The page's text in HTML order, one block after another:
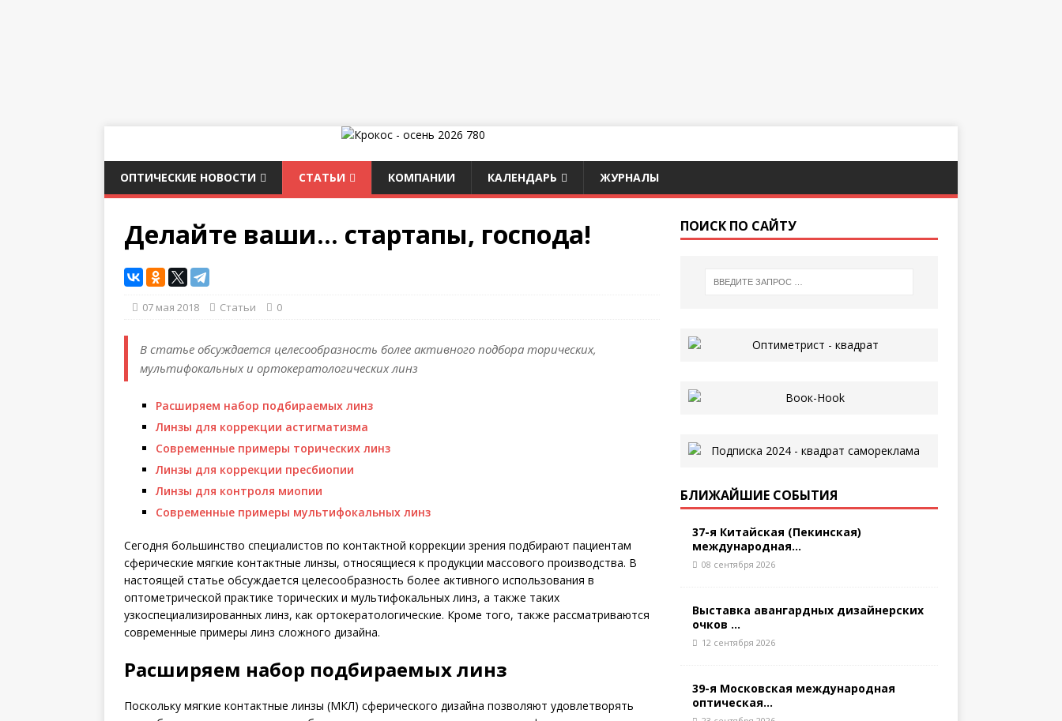
ОПТИЧЕСКИЕ НОВОСТИ СТАТЬИ КОМПАНИИ КАЛЕНДАРЬ ЖУРНАЛЫ
Делайте ваши… стартапы, господа!
07 мая 2018 Статьи 0
В статье обсуждается целесообразность более активного подбора торических,
мультифокальных и ортокератологических линз
Расширяем набор подбираемых линз
Линзы для коррекции астигматизма
Современные примеры торических линз
Линзы для коррекции пресбиопии
Линзы для контроля миопии
Современные примеры мультифокальных линз
Сегодня большинство специалистов по контактной коррекции зрения подбирают пациентам
сферические мягкие контактные линзы, относящиеся к продукции массового производства. В
настоящей статье обсуждается целесообразность более активного использования в
оптометрической практике торических и мультифокальных линз, а также таких
узкоспециализированных линз, как ортокератологические. Кроме того, также рассматриваются
современные примеры линз сложного дизайна.
Расширяем набор подбираемых линз
Поскольку мягкие контактные линзы (МКЛ) сферического дизайна позволяют удовлетворять
ПОИСК ПО САЙТУ
БЛИЖАЙШИЕ СОБЫТИЯ
37-я Китайская (Пекинская)
международная...
08 сентября 2026
Выставка авангардных дизайнерских
очков ...
12 сентября 2026
39-я Московская международная
оптическая...